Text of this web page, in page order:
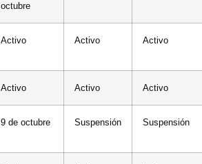
octubre
Activo Activo Activo
Activo Activo Activo
9 de octubre Suspensión Suspensión